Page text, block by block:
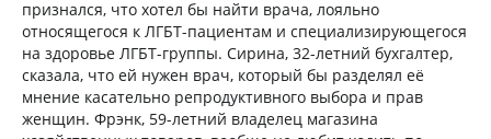
признался, что хотел бы найти врача, лояльно
относящегося к ЛГБТ-пациентам и специализирующегося
на здоровье ЛГБТ-группы. Сирина, 32-летний бухгалтер,
сказала, что ей нужен врач, который бы разделял её
мнение касательно репродуктивного выбора и прав
женщин. Фрэнк, 59-летний владелец магазина